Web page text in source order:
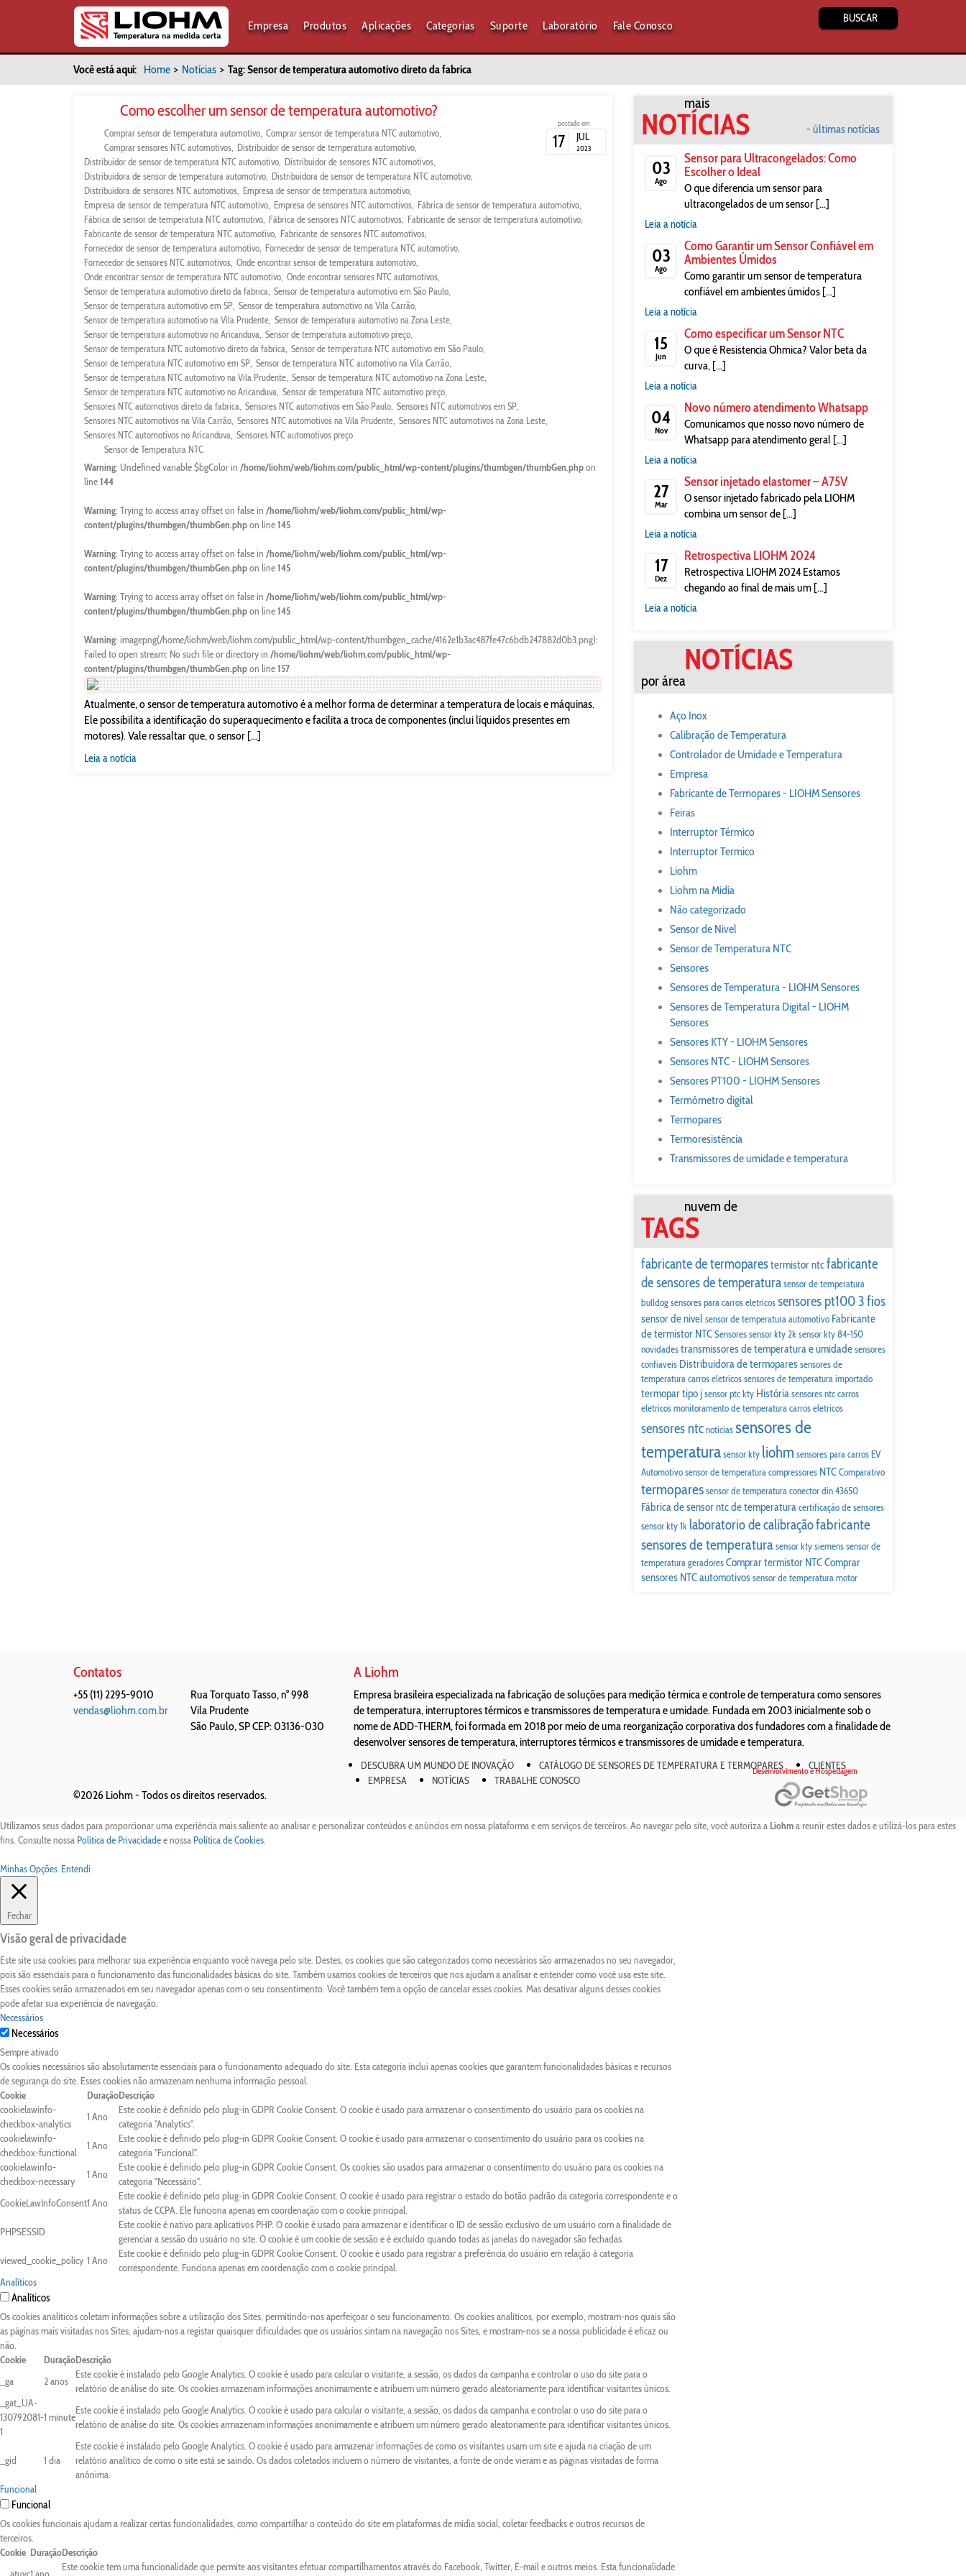
BUSCAR
Empresa Produtos Aplicações Categorias Suporte Laboratório Fale Conosco
Você está aqui: Home > Notícias > Tag: Sensor de temperatura automotivo direto da fabrica
Como escolher um sensor de temperatura automotivo?
postado em
17 JUL
2023
Comprar sensor de temperatura automotivo Comprar sensor de temperatura NTC automotivo
Comprar sensores NTC automotivos Distribuidor de sensor de temperatura automotivo
Distribuidor de sensor de temperatura NTC automotivo Distribuidor de sensores NTC automotivos
Distribuidora de sensor de temperatura automotivo Distribuidora de sensor de temperatura NTC automotivo
Distribuidora de sensores NTC automotivos Empresa de sensor de temperatura automotivo
Empresa de sensor de temperatura NTC automotivo Empresa de sensores NTC automotivos Fábrica de sensor de temperatura automotivo
Fábrica de sensor de temperatura NTC automotivo Fábrica de sensores NTC automotivos Fabricante de sensor de temperatura automotivo
Fabricante de sensor de temperatura NTC automotivo Fabricante de sensores NTC automotivos
Fornecedor de sensor de temperatura automotivo Fornecedor de sensor de temperatura NTC automotivo
Fornecedor de sensores NTC automotivos Onde encontrar sensor de temperatura automotivo
Onde encontrar sensor de temperatura NTC automotivo Onde encontrar sensores NTC automotivos
Sensor de temperatura automotivo direto da fabrica Sensor de temperatura automotivo em São Paulo
Sensor de temperatura automotivo em SP Sensor de temperatura automotivo na Vila Carrão
Sensor de temperatura automotivo na Vila Prudente Sensor de temperatura automotivo na Zona Leste
Sensor de temperatura automotivo no Aricanduva Sensor de temperatura automotivo preço
Sensor de temperatura NTC automotivo direto da fabrica Sensor de temperatura NTC automotivo em São Paulo
Sensor de temperatura NTC automotivo em SP Sensor de temperatura NTC automotivo na Vila Carrão
Sensor de temperatura NTC automotivo na Vila Prudente Sensor de temperatura NTC automotivo na Zona Leste
Sensor de temperatura NTC automotivo no Aricanduva Sensor de temperatura NTC automotivo preço
Sensores NTC automotivos direto da fabrica Sensores NTC automotivos em São Paulo Sensores NTC automotivos em SP
Sensores NTC automotivos na Vila Carrão Sensores NTC automotivos na Vila Prudente Sensores NTC automotivos na Zona Leste
Sensores NTC automotivos no Aricanduva Sensores NTC automotivos preço
Sensor de Temperatura NTC
Warning: Undefined variable $bgColor in /home/liohm/web/liohm.com/public_html/wp-content/plugins/thumbgen/thumbGen.phpon
line144
Warning: Trying to access array offset on false in /home/liohm/web/liohm.com/public_html/wp-
content/plugins/thumbgen/thumbGen.phpon line145
Warning: Trying to access array offset on false in /home/liohm/web/liohm.com/public_html/wp-
content/plugins/thumbgen/thumbGen.phpon line145
Warning: Trying to access array offset on false in /home/liohm/web/liohm.com/public_html/wp-
content/plugins/thumbgen/thumbGen.phpon line145
Warning: imagepng(/home/liohm/web/liohm.com/public_html/wp-content/thumbgen_cache/4162e1b3ac487fe47c6bdb247882d0b3.png):
Failed to open stream: No such file or directory in /home/liohm/web/liohm.com/public_html/wp-
content/plugins/thumbgen/thumbGen.phpon line157
Atualmente, o sensor de temperatura automotivo é a melhor forma de determinar a temperatura de locais e máquinas.
Ele possibilita a identificação do superaquecimento e facilita a troca de componentes (inclui líquidos presentes em
motores). Vale ressaltar que, o sensor [...]
Leia a notícia
mais
NOTÍCIAS - últimas notícias
03
Ago
Sensor para Ultracongelados: Como
Escolher o Ideal
O que diferencia um sensor para
ultracongelados de um sensor [...]
Leia a notícia
03
Ago
Como Garantir um Sensor Confiável em
Ambientes Úmidos
Como garantir um sensor de temperatura
confiável em ambientes úmidos [...]
Leia a notícia
15
Jun
Como especificar um Sensor NTC
O que é Resistencia Ohmica? Valor beta da
curva, [...]
Leia a notícia
04
Nov
Novo número atendimento Whatsapp
Comunicamos que nosso novo número de
Whatsapp para atendimento geral [...]
Leia a notícia
27
Mar
Sensor injetado elastomer – A75V
O sensor injetado fabricado pela LIOHM
combina um sensor de [...]
Leia a notícia
17
Dez
Retrospectiva LIOHM 2024
Retrospectiva LIOHM 2024 Estamos
chegando ao final de mais um [...]
Leia a notícia
NOTÍCIAS
por área
Aço Inox
Calibração de Temperatura
Controlador de Umidade e Temperatura
Empresa
Fabricante de Termopares - LIOHM Sensores
Feiras
Interruptor Térmico
Interruptor Termico
Liohm
Liohm na Midia
Não categorizado
Sensor de Nivel
Sensor de Temperatura NTC
Sensores
Sensores de Temperatura - LIOHM Sensores
Sensores de Temperatura Digital - LIOHM
Sensores
Sensores KTY - LIOHM Sensores
Sensores NTC - LIOHM Sensores
Sensores PT100 - LIOHM Sensores
Termômetro digital
Termopares
Termoresistência
Transmissores de umidade e temperatura
nuvem de
TAGS
fabricante de termoparestermistor ntcfabricante
de sensores de temperaturasensor de temperatura
bulldogsensores para carros eletricossensores pt100 3 fios
sensor de nivel sensor de temperatura automotivo Fabricante
de termistor NTCSensoressensor kty 2k sensor kty 84-150
novidadestransmissores de temperatura e umidadesensores
confiaveis Distribuidora de termoparessensores de
temperatura carros eletricossensores de temperatura importado
termopar tipo jsensor ptc kty Históriasensores ntc carros
eletricosmonitoramento de temperatura carros eletricos
sensores ntcnoticiassensores de
temperaturasensor kty liohm sensores para carros EV
Automotivosensor de temperatura compressores NTCComparativo
termoparessensor de temperatura conector din 43650
Fábrica de sensor ntc de temperaturacertificação de sensores
sensor kty 1k laboratorio de calibraçãofabricante
sensores de temperatura sensor kty siemenssensor de
temperatura geradoresComprar termistor NTCComprar
sensores NTC automotivossensor de temperatura motor
Contatos
+55 (11) 2295-9010
vendas@liohm.com.br
Rua Torquato Tasso, n° 998
Vila Prudente
São Paulo,SPCEP: 03136-030
A Liohm
Empresa brasileira especializada na fabricação de soluções para medição térmica e controle de temperatura como sensores
de temperatura, interruptores térmicos e transmissores de temperatura e umidade. Fundada em 2003 inicialmente sob o
nome de ADD-THERM, foi formada em 2018 por meio de uma reorganização corporativa dos fundadores com a finalidade de
desenvolver sensores de temperatura, interruptores térmicos e transmissores de umidade e temperatura.
DESCUBRA UM MUNDO DE INOVAÇÃO CATÁLOGO DE SENSORES DE TEMPERATURA E TERMOPARES
CLIENTES
EMPRESA
NOTÍCIAS TRABALHE CONOSCO
©2026 Liohm - Todos os direitos reservados.
Desenvolvimento e Hospedagem
Utilizamos seus dados para proporcionar uma experiência mais saliente ao analisar e personalizar conteúdos e anúncios em nossa plataforma e em serviços de terceiros. Ao navegar pelo site, você autoriza a Liohma reunir estes dados e utilizá-los para estes
fins. Consulte nossa Política de Privacidadee nossa Política de Cookies.
Minhas Opções Entendi
Fechar
Visão geral de privacidade
Este site usa cookies para melhorar sua experiência enquanto você navega pelo site. Destes, os cookies que são categorizados como necessários são armazenados no seu navegador,
pois são essenciais para o funcionamento das funcionalidades básicas do site. Também usamos cookies de terceiros que nos ajudam a analisar e entender como você usa este site.
Esses cookies serão armazenados em seu navegador apenas com o seu consentimento. Você também tem a opção de cancelar esses cookies. Mas desativar alguns desses cookies
pode afetar sua experiência de navegação.
Necessários
Necessários
Sempre ativado
Os cookies necessários são absolutamente essenciais para o funcionamento adequado do site. Esta categoria inclui apenas cookies que garantem funcionalidades básicas e recursos
de segurança do site. Esses cookies não armazenam nenhuma informação pessoal.
Cookie
DuraçãoDescrição
cookielawinfo-
checkbox-analytics
1 Ano
Este cookie é definido pelo plug-in GDPR Cookie Consent. O cookie é usado para armazenar o consentimento do usuário para os cookies na
categoria "Analytics".
cookielawinfo-
checkbox-functional
1 Ano
Este cookie é definido pelo plug-in GDPR Cookie Consent. O cookie é usado para armazenar o consentimento do usuário para os cookies na
categoria "Funcional".
cookielawinfo-
checkbox-necessary
1 Ano
Este cookie é definido pelo plug-in GDPR Cookie Consent. Os cookies são usados para armazenar o consentimento do usuário para os cookies na
categoria "Necessário".
CookieLawInfoConsent1 Ano
Este cookie é definido pelo plug-in GDPR Cookie Consent. O cookie é usado para registrar o estado do botão padrão da categoria correspondente e o
status de CCPA. Ele funciona apenas em coordenação com o cookie principal.
PHPSESSID
Este cookie é nativo para aplicativos PHP. O cookie é usado para armazenar e identificar o ID de sessão exclusivo de um usuário com a finalidade de
gerenciar a sessão do usuário no site. O cookie é um cookie de sessão e é excluído quando todas as janelas do navegador são fechadas.
viewed_cookie_policy 1 Ano
Este cookie é definido pelo plug-in GDPR Cookie Consent. O cookie é usado para registrar a preferência do usuário em relação à categoria
correspondente. Funciona apenas em coordenação com o cookie principal.
Analíticos
Analíticos
Os cookies analíticos coletam informações sobre a utilização dos Sites, permitindo-nos aperfeiçoar o seu funcionamento. Os cookies analíticos, por exemplo, mostram-nos quais são
as páginas mais visitadas nos Sites, ajudam-nos a registar quaisquer dificuldades que os usuários sintam na navegação nos Sites, e mostram-nos se a nossa publicidade é eficaz ou
não.
Cookie
DuraçãoDescrição
_ga
2 anos
Este cookie é instalado pelo Google Analytics. O cookie é usado para calcular o visitante, a sessão, os dados da campanha e controlar o uso do site para o
relatório de análise do site. Os cookies armazenam informações anonimamente e atribuem um número gerado aleatoriamente para identificar visitantes únicos.
_gat_UA-
130792081-
1
1 minute
Este cookie é instalado pelo Google Analytics. O cookie é usado para calcular o visitante, a sessão, os dados da campanha e controlar o uso do site para o
relatório de análise do site. Os cookies armazenam informações anonimamente e atribuem um número gerado aleatoriamente para identificar visitantes únicos.
_gid 1 dia
Este cookie é instalado pelo Google Analytics. O cookie é usado para armazenar informações de como os visitantes usam um site e ajuda na criação de um
relatório analítico de como o site está se saindo. Os dados coletados incluem o número de visitantes, a fonte de onde vieram e as páginas visitadas de forma
anônima.
Funcional
Funcional
Os cookies funcionais ajudam a realizar certas funcionalidades, como compartilhar o conteúdo do site em plataformas de mídia social, coletar feedbacks e outros recursos de
terceiros.
Cookie DuraçãoDescrição
Este cookie tem uma funcionalidade que permite aos visitantes efetuar compartilhamentos através do Facebook, Twitter, E-mail e outros meios. Esta funcionalidade